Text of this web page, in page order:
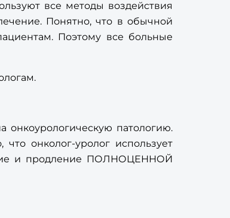
все методы воздействия
Понятно, что в обычной
Поэтому все больные
онкоурологическую патологию.
онколог-уролог использует
и продление ПОЛНОЦЕННОЙ